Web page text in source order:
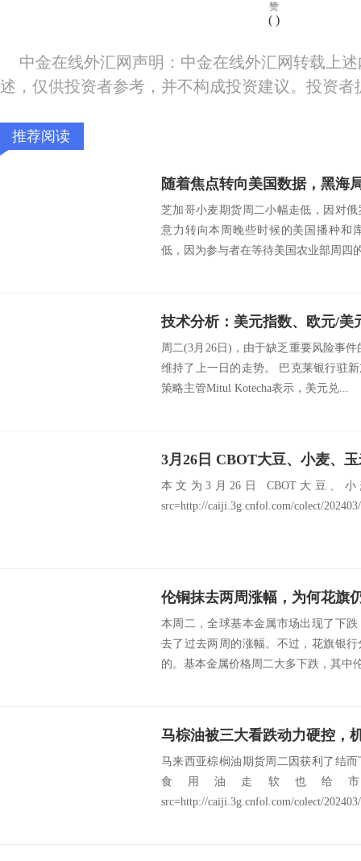
赞
( )
中金在线外汇网声明：中金在线外汇网转载上
述，仅供投资者参考，并不构成投资建议。投资
推荐阅读
随着焦点转向美国数据，黑海
芝加哥小麦期货周二小幅走低，因对
意力转向本周晚些时候的美国播种和
低，因为参与者在等待美国农业部周四
技术分析：美元指数、欧元/美
周二(3月26日)，由于缺乏重要风险事
维持了上一日的走势。 巴克莱银行驻
策略主管Mitul Kotecha表示，美元兑...
3月26日 CBOT大豆、小麦、
本文为3月26日 CBOT大豆、
src=http://caiji.3g.cnfol.com/colect/
伦铜抹去两周涨幅，为何花旗
本周二，全球基本金属市场出现了下
去了过去两周的涨幅。不过，花旗银
的。基本金属价格周二大多下跌，其中
马棕油被三大看跌动力硬控，
马来西亚棕榈油期货周二因获利了结
食用油走软也给
src=http://caiji.3g.cnfol.com/colect/